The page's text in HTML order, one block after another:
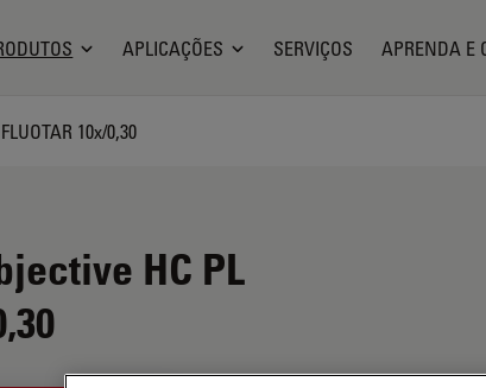
APLICAÇÕES SERVIÇOS APRENDA E
10x/0,30
HC PL